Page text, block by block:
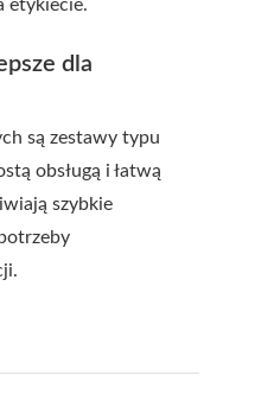
etykiecie.
dla
są zestawy typu
obsługą i łatwą
szybkie